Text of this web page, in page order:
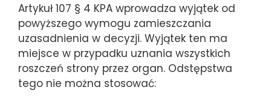
Artykuł 107 § 4 KPA wprowadza wyjątek od
powyższego wymogu zamieszczania
uzasadnienia w decyzji. Wyjątek ten ma
miejsce w przypadku uznania wszystkich
roszczeń strony przez organ. Odstępstwa
tego nie można stosować: